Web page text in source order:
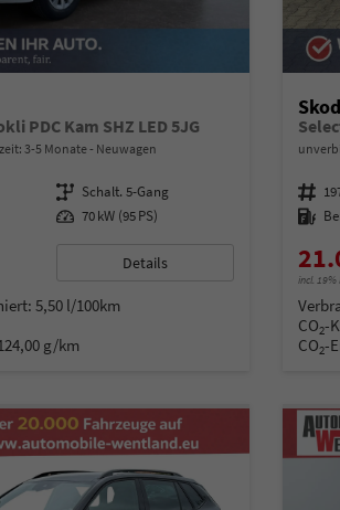
PDC Kam SHZ LED 5JG
3-5 Monate Neuwagen
Getriebe Schalt. 5-Gang
Leistung 70 kW (95 PS)
Details
5,50 l/100km
g/km
Fahrzeugnummer
Kraftstoff
incl. 19%
CO2-
CO2-